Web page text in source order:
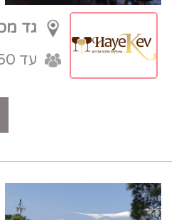
עד 150 איש
כשר
וילה קיארה